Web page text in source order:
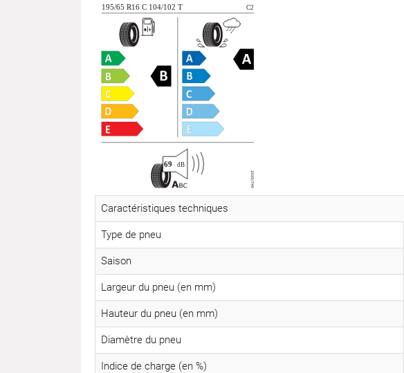
Caractéristiques techniques
Type de pneu
Saison
Largeur du pneu (en mm)
Hauteur du pneu (en mm)
Diamètre du pneu
Indice de charge (en %)